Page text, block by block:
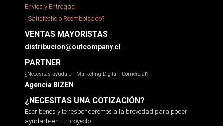
Envíos y Entregas
¿Satisfecho o Reembolsado?
VENTAS MAYORISTAS
distribucion@outcompany.cl
PARTNER
¿Necesitas ayuda en Marketing Digital - Comercial?
Agencia BIZEN
¿NECESITAS UNA COTIZACIÓN?
Escríbenos y te responderemos a la brevedad para poder
ayudarte en tu proyecto.